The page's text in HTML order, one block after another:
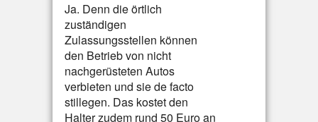
Ja. Denn die örtlich
zuständigen
Zulassungsstellen können
den Betrieb von nicht
nachgerüsteten Autos
verbieten und sie de facto
stillegen. Das kostet den
Halter zudem rund 50 Euro an